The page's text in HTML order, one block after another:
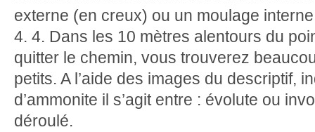
externe (en creux) ou un moulage
4. 4. Dans les 10 mètres alentours du
quitter le chemin, vous trouverez
petits. A l’aide des images du descriptif,
d’ammonite il s’agit entre : évolute ou
déroulé.